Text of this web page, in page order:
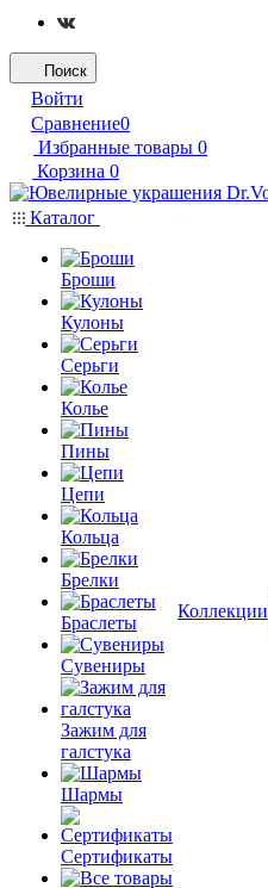
Поиск
Войти
Сравнение0
Избранные товары 0
Корзина 0
Каталог
Броши
Кулоны
Серьги
Колье
Пины
Цепи
Кольца
Брелки
Браслеты
Сувениры
Зажим для
галстука
Шармы
Сертификаты
Коллекции